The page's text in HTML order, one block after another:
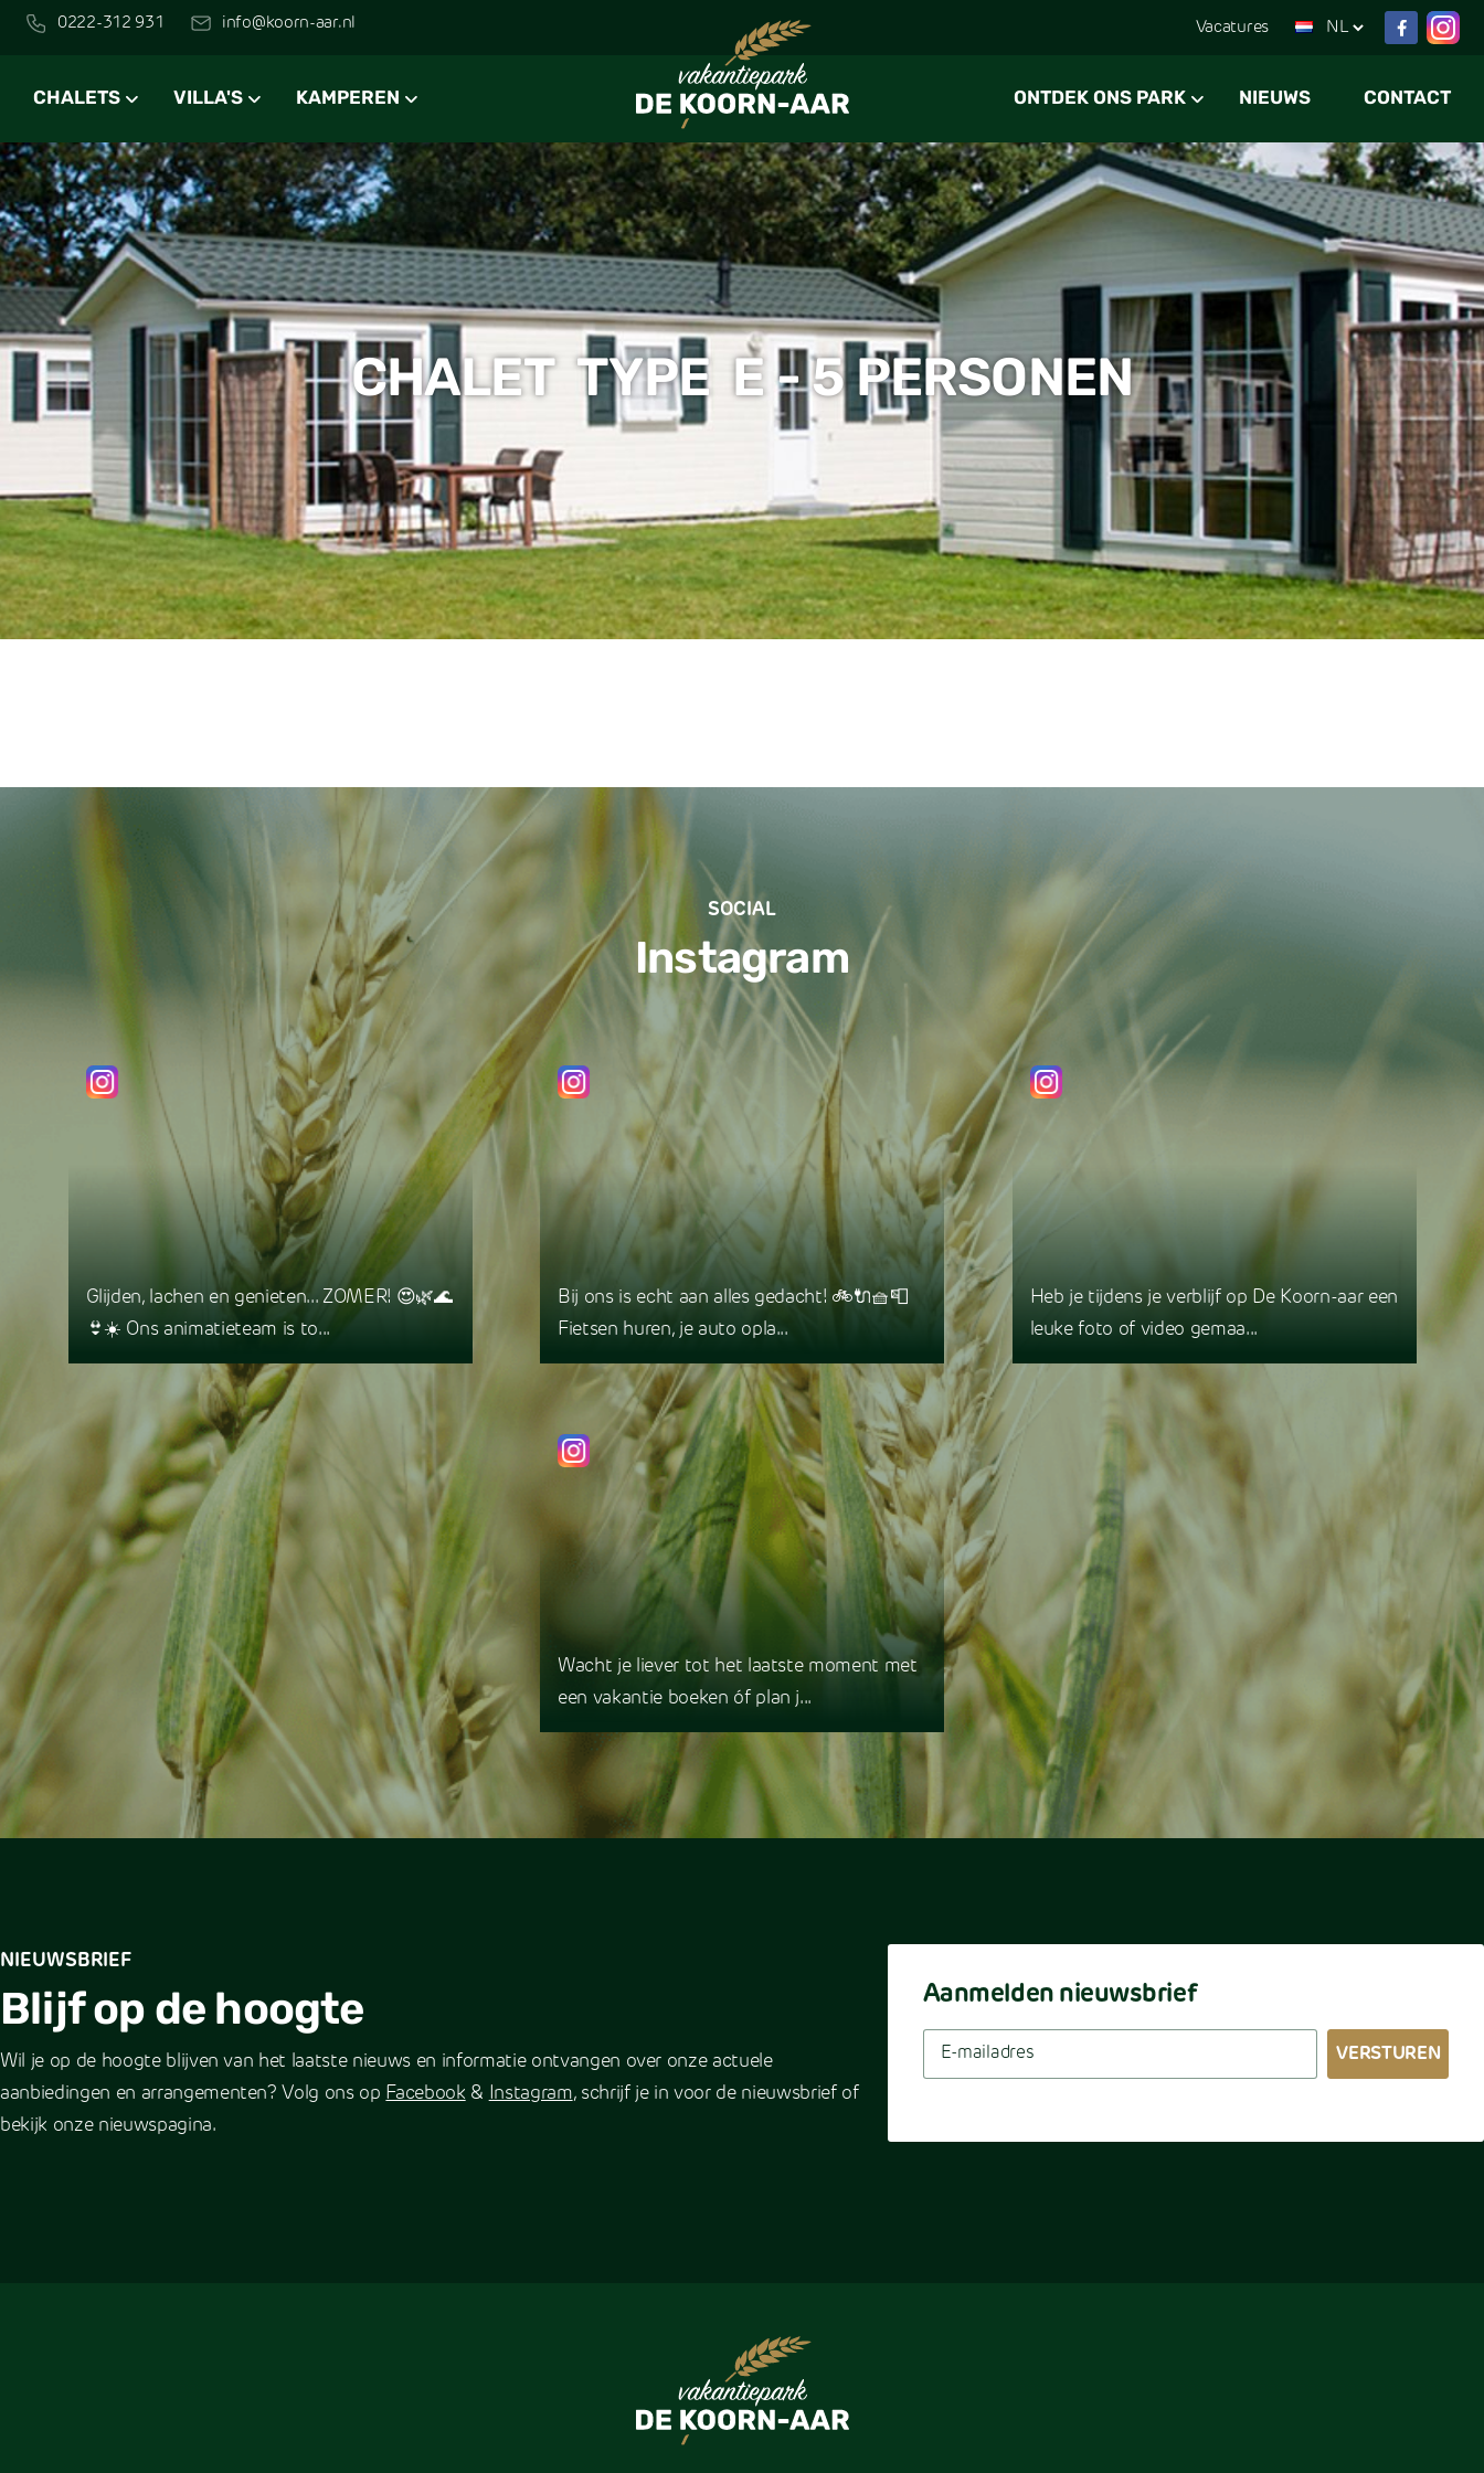
0222-312 931 info@koorn-aar.nl Vacatures
CHALETS VILLA'S KAMPEREN ONTDEK ONS PARK NIEUWS CONTACT
CHALET TYPE E - 5 PERSONEN
SOCIAL
Instagram
Glijden, lachen en genieten... ZOMER! 😍🌿🌊
👙☀️ Ons animatieteam is to...
Bij ons is echt aan alles gedacht! 🚲🔌🧺📮
Fietsen huren, je auto opla...
Heb je tijdens je verblijf op De Koorn-aar een
leuke foto of video gemaa...
Wacht je liever tot het laatste moment met
een vakantie boeken óf plan j...
NIEUWSBRIEF
Blijf op de hoogte
Wil je op de hoogte blijven van het laatste nieuws en informatie ontvangen over onze actuele
aanbiedingen en arrangementen? Volg ons op Facebook & Instagram, schrijf je in voor de nieuwsbrief of
bekijk onze nieuwspagina.
Aanmelden nieuwsbrief